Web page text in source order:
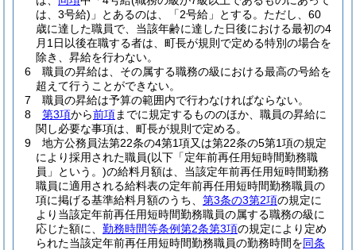
は、3号給) 」とあるのは、「2号給」とする。 ただし、60
歳に達した職員で、当該年齢に達した日後における最初の4
月1日以後在職する者は、町長が規則で定める特別の場合を
除き、昇給を行わない。
6
職員の昇給は、その属する職務の級における最高の号給を
超えて行うことができない。
7
職員の昇給は予算の範囲内で行わなければならない。
8
第3項から前項までに規定するもののほか、職員の昇給に
関し必要な事項は、町長が規則で定める。
9
地方公務員法第22条の4第1項又は第22条の5第1項の規定
により採用された職員(以下「定年前再任用短時間勤務職
員」という。)の給料月額は、当該定年前再任用短時間勤務
職員に適用される給料表の定年前再任用短時間勤務職員の
項に掲げる基準給料月額のうち、 第3条の3第2項の規定に
より当該定年前再任用短時間勤務職員の属する職務の級に
応じた額に、 勤務時間等条例第2条第3項の規定により定め
られた当該定年前再任用短時間勤務職員の勤務時間を同条